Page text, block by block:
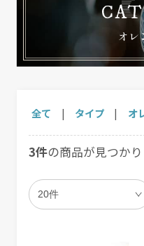
オレ
全て | タイプ | オ
3件の商品が見つか